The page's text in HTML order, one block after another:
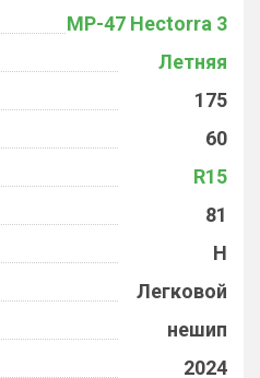
MP-47 Hectorra 3
Летняя
175
60
R15
81
H
Легковой
нешип
2024